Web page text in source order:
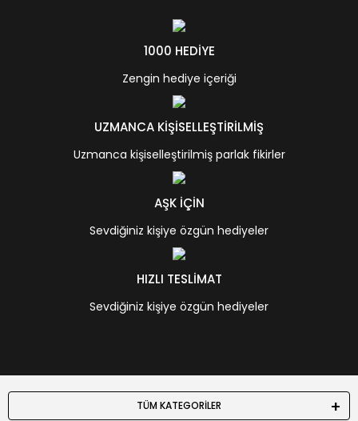
1000 HEDİYE
Zengin hediye içeriği
UZMANCA KİŞİSELLEŞTİRİLMİŞ
Uzmanca kişiselleştirilmiş parlak fikirler
AŞK İÇİN
Sevdiğiniz kişiye özgün hediyeler
HIZLI TESLİMAT
Sevdiğiniz kişiye özgün hediyeler
TÜM KATEGORİLER